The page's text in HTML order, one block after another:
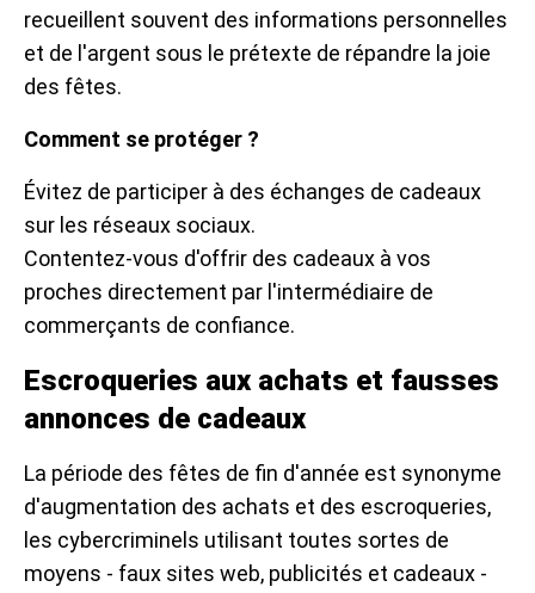
recueillent souvent des informations personnelles
et de l'argent sous le prétexte de répandre la joie
des fêtes.
Comment se protéger ?
Évitez de participer à des échanges de cadeaux
sur les réseaux sociaux.
Contentez-vous d'offrir des cadeaux à vos
proches directement par l'intermédiaire de
commerçants de confiance.
Escroqueries aux achats et fausses
annonces de cadeaux
La période des fêtes de fin d'année est synonyme
d'augmentation des achats et des escroqueries,
les cybercriminels utilisant toutes sortes de
moyens - faux sites web, publicités et cadeaux -